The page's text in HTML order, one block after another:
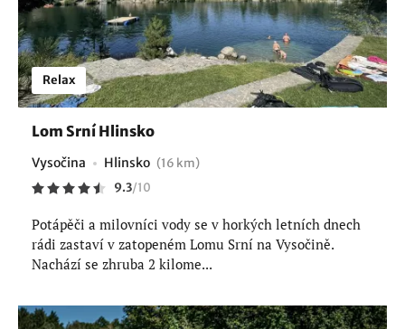
Relax
Lom Srní Hlinsko
Vysočina Hlinsko (16 km)
9.3/10
Potápěči a milovníci vody se v horkých letních dnech
rádi zastaví v zatopeném Lomu Srní na Vysočině.
Nachází se zhruba 2 kilome...